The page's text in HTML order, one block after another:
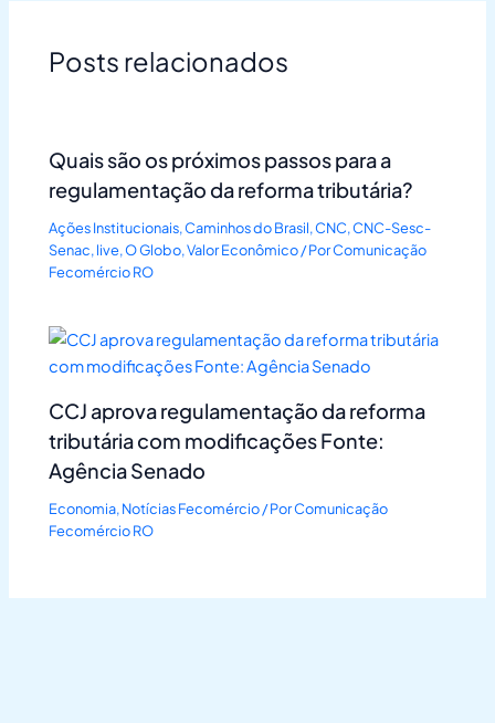
Posts relacionados
Quais são os próximos passos para a
regulamentação da reforma tributária?
Ações Institucionais,Caminhos do Brasil,CNC,CNC-Sesc-
Senac,live,O Globo,Valor Econômico/ PorComunicação
Fecomércio RO
CCJ aprova regulamentação da reforma
tributária com modificações Fonte:
Agência Senado
Economia,Notícias Fecomércio/ PorComunicação
Fecomércio RO